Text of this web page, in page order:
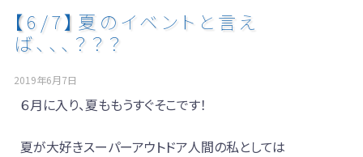
【6/7】夏のイベントと言え
ば、、、？？？
2019年6月7日
６月に入り、夏ももうすぐそこです！
夏が大好きスーパーアウトドア人間の私としては